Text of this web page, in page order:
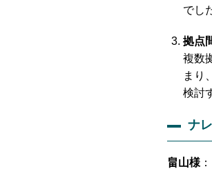
でし
拠点
複数
まり
検討
ナ
畠山様 ：